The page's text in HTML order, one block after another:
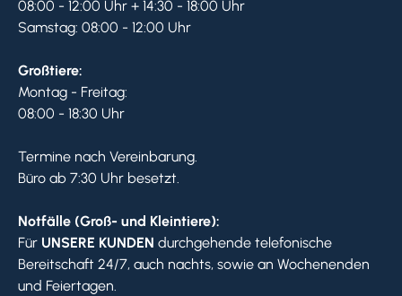
08:00 - 12:00 Uhr + 14:30 - 18:00 Uhr
Samstag: 08:00 - 12:00 Uhr
Großtiere:
Montag - Freitag:
08:00 - 18:30 Uhr
Termine nach Vereinbarung.
Büro ab 7:30 Uhr besetzt.
Notfälle (Groß- und Kleintiere):
Für UNSERE KUNDEN durchgehende telefonische
Bereitschaft 24/7, auch nachts, sowie an Wochenenden
und Feiertagen.